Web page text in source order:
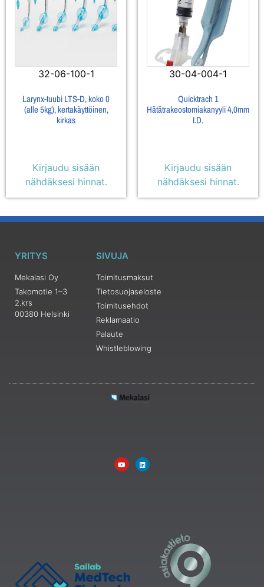
32-06-100-1
Larynx-tuubi LTS-D, koko 0
(alle 5kg), kertakäyttöinen,
kirkas
Kirjaudu sisään
nähdäksesi hinnat.
30-04-004-1
Quicktrach 1
Hätätrakeostomiakanyyli 4,0mm
I.D.
Kirjaudu sisään
nähdäksesi hinnat.
YRITYS
Mekalasi Oy
Takomotie 1–3
2.krs
00380 Helsinki
SIVUJA
Toimitusmaksut
Tietosuojaseloste
Toimitusehdot
Reklamaatio
Palaute
Whistleblowing